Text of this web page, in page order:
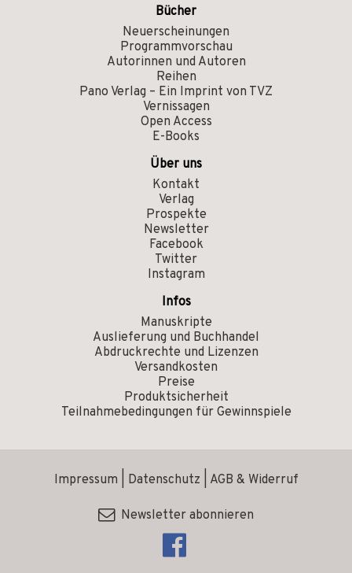
Bücher
Neuerscheinungen
Programmvorschau
Autorinnen und Autoren
Reihen
Pano Verlag – Ein Imprint von TVZ
Vernissagen
Open Access
E-Books
Über uns
Kontakt
Verlag
Prospekte
Newsletter
Facebook
Twitter
Instagram
Infos
Manuskripte
Auslieferung und Buchhandel
Abdruckrechte und Lizenzen
Versandkosten
Preise
Produktsicherheit
Teilnahmebedingungen für Gewinnspiele
Impressum Datenschutz AGB & Widerruf
Newsletter abonnieren